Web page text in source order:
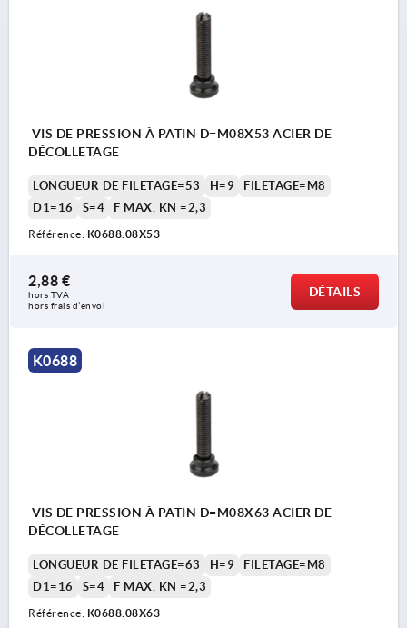
VIS DE PRESSION À PATIN D=M08X53 ACIER DE
DÉCOLLETAGE
LONGUEUR DE FILETAGE=53 H=9
FILETAGE=M8
D1=16
S=4 F MAX. KN =2,3
Référence: K0688.08X53
2,88 €
hors TVA
hors frais d’envoi
DÉTAILS
K0688
VIS DE PRESSION À PATIN D=M08X63 ACIER DE
DÉCOLLETAGE
LONGUEUR DE FILETAGE=63 H=9
FILETAGE=M8
D1=16
S=4 F MAX. KN =2,3
Référence: K0688.08X63